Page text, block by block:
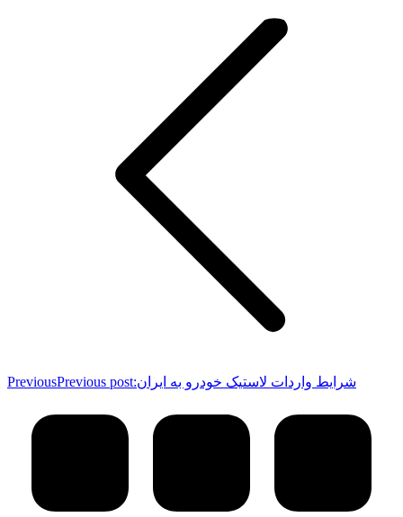
PreviousPrevious post:شرایط واردات لاستیک خودرو به ایران